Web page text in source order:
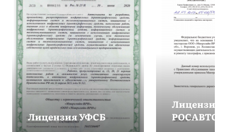
Лицензия УФСБ
Лицензия